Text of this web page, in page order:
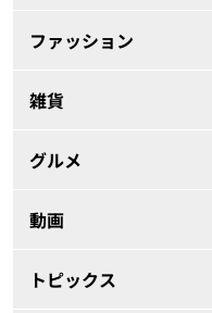
ファッション
雑貨
グルメ
動画
トピックス